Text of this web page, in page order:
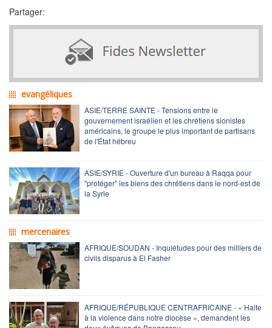
Partager:
evangéliques
ASIE/TERRE SAINTE - Tensions entre le
gouvernement israélien et les chrétiens sionistes
américains, le groupe le plus important de partisans
de l'État hébreu
ASIE/SYRIE - Ouverture d'un bureau à Raqqa pour
"protéger" les biens des chrétiens dans le nord-est de
la Syrie
mercenaires
AFRIQUE/SOUDAN - Inquiétudes pour des milliers de
civils disparus à El Fasher
AFRIQUE/RÉPUBLIQUE CENTRAFRICAINE - « Halte
à la violence dans notre diocèse », demandent les